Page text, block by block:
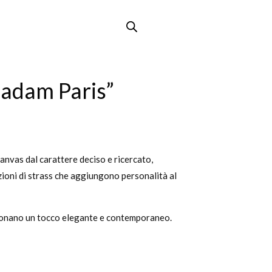
Paris”
dal carattere deciso e ricercato,
di strass che aggiungono personalità al
un tocco elegante e contemporaneo.